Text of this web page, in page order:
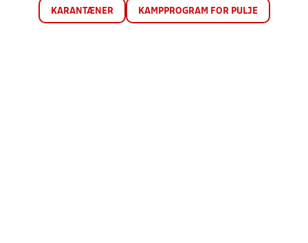
KARANTÆNER KAMPPROGRAM FOR PULJE